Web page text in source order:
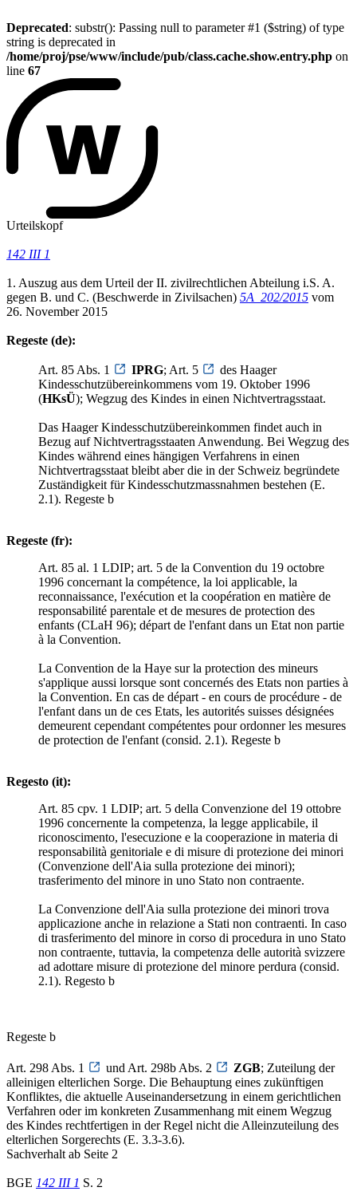
Deprecated: substr(): Passing null to parameter #1 ($string) of type
string is deprecated in
/home/proj/pse/www/include/pub/class.cache.show.entry.php on
line 67
Urteilskopf
142 III 1
1. Auszug aus dem Urteil der II. zivilrechtlichen Abteilung i.S. A.
gegen B. und C. (Beschwerde in Zivilsachen) 5A_202/2015 vom
26. November 2015
Regeste (de):
Art. 85 Abs. 1 IPRG; Art. 5
des Haager
Kindesschutzübereinkommens vom 19. Oktober 1996
(HKsÜ); Wegzug des Kindes in einen Nichtvertragsstaat.
Das Haager Kindesschutzübereinkommen findet auch in
Bezug auf Nichtvertragsstaaten Anwendung. Bei Wegzug des
Kindes während eines hängigen Verfahrens in einen
Nichtvertragsstaat bleibt aber die in der Schweiz begründete
Zuständigkeit für Kindesschutzmassnahmen bestehen (E.
2.1). Regeste b
Regeste (fr):
Art. 85 al. 1 LDIP; art. 5 de la Convention du 19 octobre
1996 concernant la compétence, la loi applicable, la
reconnaissance, l'exécution et la coopération en matière de
responsabilité parentale et de mesures de protection des
enfants (CLaH 96); départ de l'enfant dans un Etat non partie
à la Convention.
La Convention de la Haye sur la protection des mineurs
s'applique aussi lorsque sont concernés des Etats non parties à
la Convention. En cas de départ - en cours de procédure - de
l'enfant dans un de ces Etats, les autorités suisses désignées
demeurent cependant compétentes pour ordonner les mesures
de protection de l'enfant (consid. 2.1). Regeste b
Regesto (it):
Art. 85 cpv. 1 LDIP; art. 5 della Convenzione del 19 ottobre
1996 concernente la competenza, la legge applicabile, il
riconoscimento, l'esecuzione e la cooperazione in materia di
responsabilità genitoriale e di misure di protezione dei minori
(Convenzione dell'Aia sulla protezione dei minori);
trasferimento del minore in uno Stato non contraente.
La Convenzione dell'Aia sulla protezione dei minori trova
applicazione anche in relazione a Stati non contraenti. In caso
di trasferimento del minore in corso di procedura in uno Stato
non contraente, tuttavia, la competenza delle autorità svizzere
ad adottare misure di protezione del minore perdura (consid.
2.1). Regesto b
Regeste b
Art. 298 Abs. 1 und Art. 298b Abs. 2 ZGB; Zuteilung der
alleinigen elterlichen Sorge. Die Behauptung eines zukünftigen
Konfliktes, die aktuelle Auseinandersetzung in einem gerichtlichen
Verfahren oder im konkreten Zusammenhang mit einem Wegzug
des Kindes rechtfertigen in der Regel nicht die Alleinzuteilung des
elterlichen Sorgerechts (E. 3.3-3.6).
Sachverhalt ab Seite 2
BGE 142 III 1 S. 2